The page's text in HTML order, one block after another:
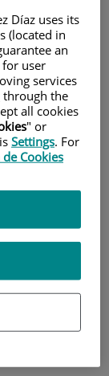
Díaz uses its
(located in
an
user
services
through the
all cookies
" or
Settings. For
Cookies